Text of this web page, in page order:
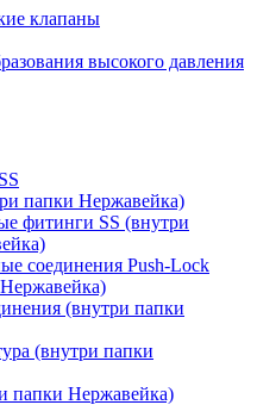
клапаны
высокого давления
папки Нержавейка)
фитинги SS (внутри
соединения Push-Lock
(внутри папки
(внутри папки
папки Нержавейка)